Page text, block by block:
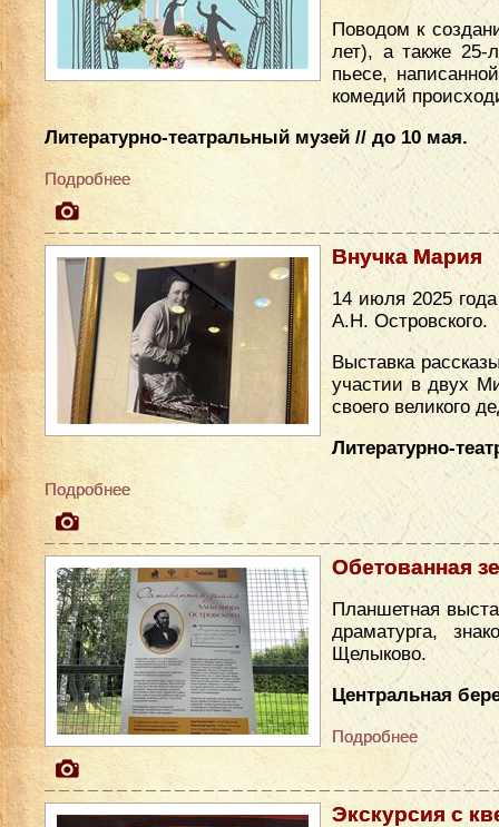
Поводом к
лет), а также 25-
пьесе,
комедий
Литературно-театральный музей // до 10 мая.
Подробнее
Внучка Мария
14 июля 2025
А.Н. Островского.
Выставка
участии в двух
своего великого
Литературно-
Подробнее
Обетованная
Планшетная
драматурга,
Щелыково.
Центральная
Подробнее
Экскурсия с